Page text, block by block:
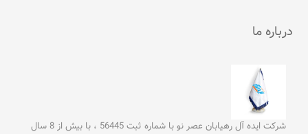
درباره ما
شرکت ایده آل رهیابان عصر نو با شماره ثبت 56445 ، با بیش از 8 سال